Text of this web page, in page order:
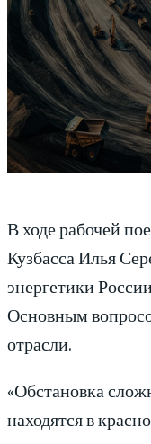
В ходе рабочей
Кузбасса Илья
энергетики
Основным
отрасли.
«Обстановка
находятся в